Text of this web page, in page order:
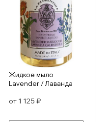
Жидкое мыло
Lavender / Лаванда
от 1 125 ₽